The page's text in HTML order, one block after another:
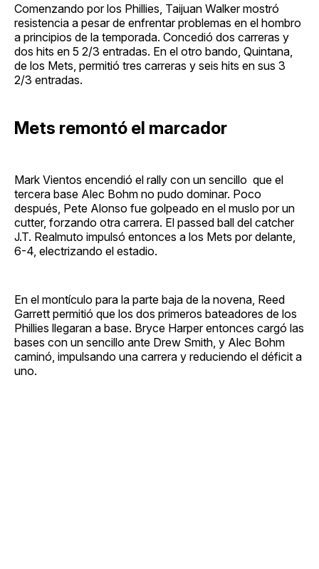
Comenzando por los Phillies, Taijuan Walker mostró
resistencia a pesar de enfrentar problemas en el hombro
a principios de la temporada. Concedió dos carreras y
dos hits en 5 2/3 entradas. En el otro bando, Quintana,
de los Mets, permitió tres carreras y seis hits en sus 3
2/3 entradas.
Mets remontó el marcador
Mark Vientos encendió el rally con un sencillo que el
tercera base Alec Bohm no pudo dominar. Poco
después, Pete Alonso fue golpeado en el muslo por un
cutter, forzando otra carrera. El passed ball del catcher
J.T. Realmuto impulsó entonces a los Mets por delante,
6-4, electrizando el estadio.
En el montículo para la parte baja de la novena, Reed
Garrett permitió que los dos primeros bateadores de los
Phillies llegaran a base. Bryce Harper entonces cargó las
bases con un sencillo ante Drew Smith, y Alec Bohm
caminó, impulsando una carrera y reduciendo el déficit a
uno.